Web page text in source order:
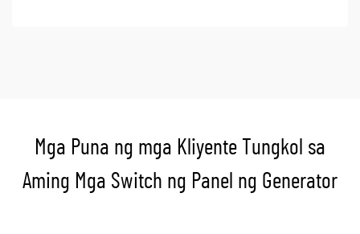
Mga Puna ng mga Kliyente Tungkol sa
Aming Mga Switch ng Panel ng Generator